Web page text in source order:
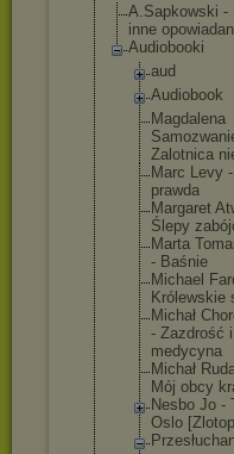
A.Sapkowski -
inne
Audiobooki
aud
Audiobook
Magdalena
Zalotnica
Marc Levy
prawda
Margaret
Ślepy
Marta
- Baśnie
Michael
Królewskie
Michał
- Zazdrość i
medycyna
Michał
Mój obcy
Nesbo Jo -
Oslo